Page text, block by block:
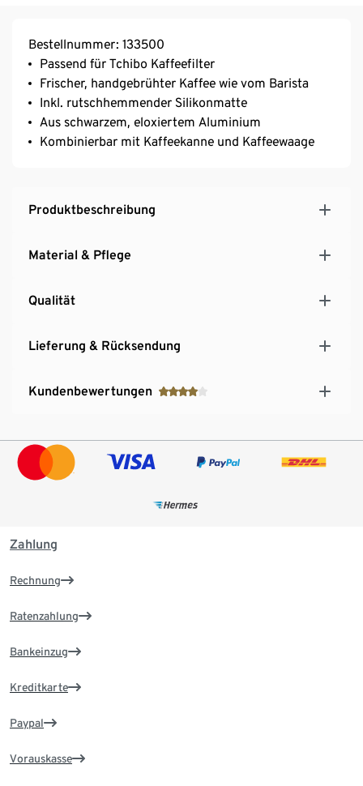
Bestellnummer: 133500
Passend für Tchibo Kaffeefilter
Frischer, handgebrühter Kaffee wie vom Barista
Inkl. rutschhemmender Silikonmatte
Aus schwarzem, eloxiertem Aluminium
Kombinierbar mit Kaffeekanne und Kaffeewaage
Produktbeschreibung
Material & Pflege
Qualität
Lieferung & Rücksendung
Kundenbewertungen
Zahlung
Rechnung
Ratenzahlung
Bankeinzug
Kreditkarte
Paypal
Vorauskasse